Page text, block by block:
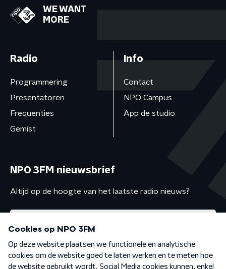
WE WANT
MORE
Radio
Programmering
Presentatoren
Frequenties
Gemist
Info
Contact
NPO Campus
App de studio
NPO 3FM nieuwsbrief
Altijd op de hoogte van het laatste radio nieuws?